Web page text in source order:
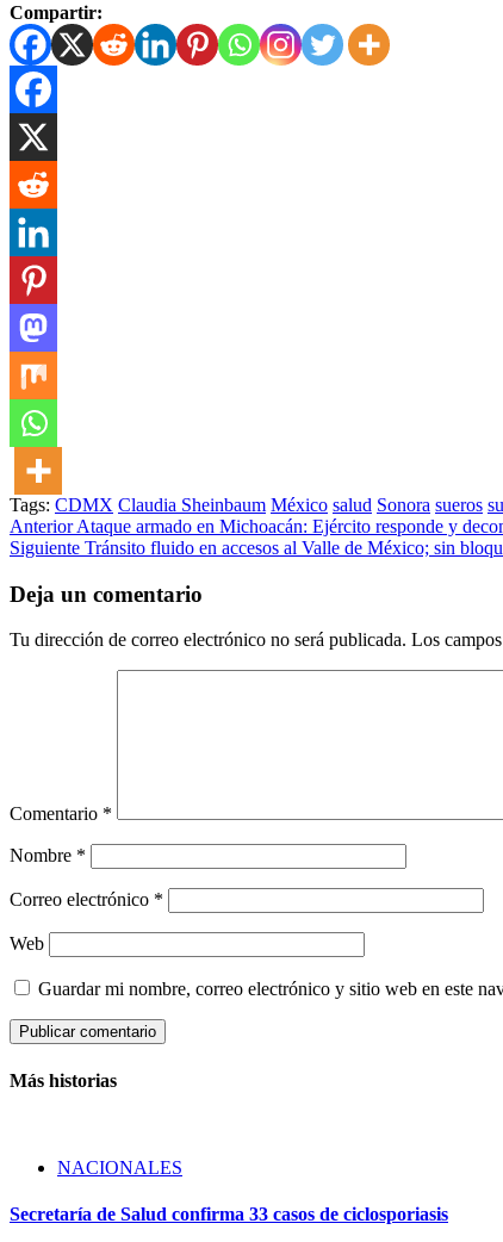
Compartir:
Tags: CDMX Claudia Sheinbaum México salud Sonora sueros
Post
navigation
AnteriorAtaque armado en Michoacán: Ejército responde y
Siguiente Tránsito fluido en accesos al Valle de México; sin
Deja un comentario
Tu dirección de correo electrónico no será publicada. Los
Comentario *
Nombre *
Correo electrónico *
Web
Guardar mi nombre, correo electrónico y sitio web en este
Más historias
NACIONALES
Secretaría de Salud confirma 33 casos de ciclosporiasis